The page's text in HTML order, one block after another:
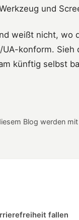
und
weißt nicht, wo
UA-konform.
künftig selbst
Blog werden
fallen